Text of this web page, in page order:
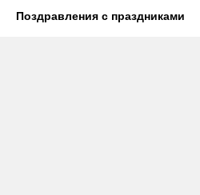
Поздравления с праздниками